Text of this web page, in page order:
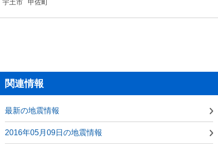
宇土市 甲佐町
関連情報
最新の地震情報
2016年05月09日の地震情報